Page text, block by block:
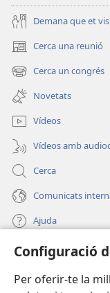
Configuració
Per oferir-te la
Demana que et
Cerca una reunió
(obre
una
finestra
nova)
Cerca un congrés
(obre
una
finestra
nova)
Novetats
Vídeos
Vídeos amb
Cerca
Comunicats
Ajuda
Donacions
una